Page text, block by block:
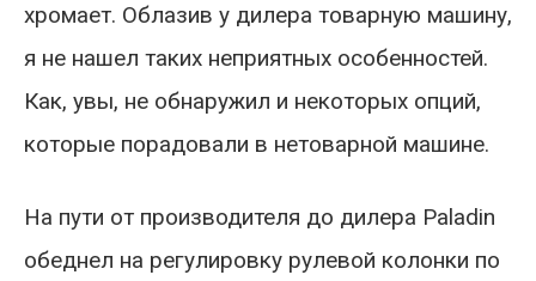
хромает. Облазив у дилера товарную машину,
я не нашел таких неприятных особенностей.
Как, увы, не обнаружил и некоторых опций,
которые порадовали в нетоварной машине.
На пути от производителя до дилера Paladin
обеднел на регулировку рулевой колонки по